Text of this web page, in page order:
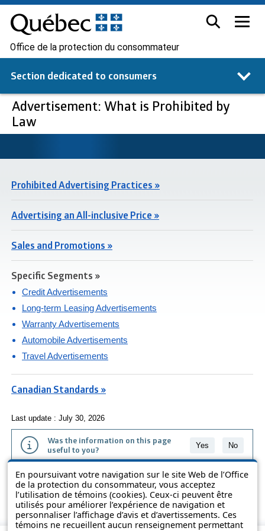
En poursuivant votre navigation sur le site Web de l’Office
de la protection du consommateur, vous acceptez
l’utilisation de témoins (cookies). Ceux-ci peuvent être
utilisés pour améliorer l’expérience de navigation et
personnaliser l’affichage d’avis et d’avertissements. Ces
témoins ne recueillent aucun renseignement permettant
Office de la protection du consommateur
Section dedicated to consumers
Advertisement: What is Prohibited by
Law
Prohibited Advertising Practices »
Advertising an All-inclusive Price »
Sales and Promotions »
Specific Segments »
Credit Advertisements
Long-term Leasing Advertisements
Warranty Advertisements
Automobile Advertisements
Travel Advertisements
Canadian Standards »
Last update : July 30, 2026
Was the information on this page
useful to you?
Yes No
The information contained on this page is presented in simple terms to
make it easier to understand. It does not replace the texts of the laws
and regulations.